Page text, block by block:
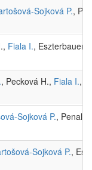
Sojková P.,
Fiala I., Eszterbauer
, Pecková H., Fiala I.,
Sojková P.,
Sojková P.,